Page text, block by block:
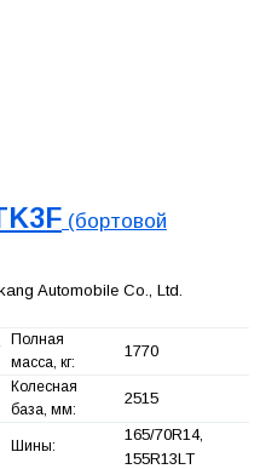
(бортовой
Automobile Co., Ltd.
Полная
масса, кг:
1770
Колесная
база, мм:
2515
Шины:
165/70R14,
155R13LT